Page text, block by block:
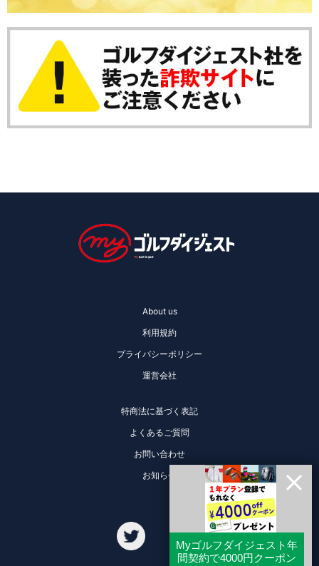
About us
利用規約
プライバシーポリシー
運営会社
特商法に基づく表記
よくあるご質問
お問い合わせ
お知らせ